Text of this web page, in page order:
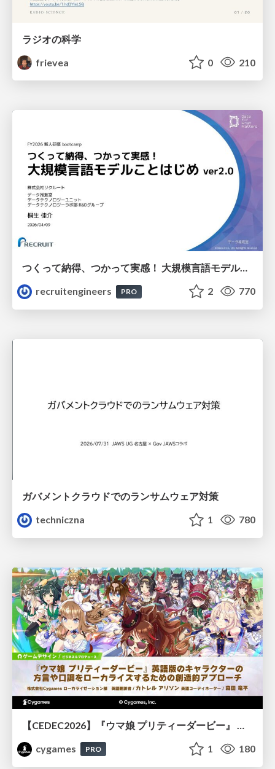
ラジオの科学
frievea
0 210
つくって納得、つかって実感！ 大規模言語モデルことはじめ ver2.0
recruitengineers
PRO 2 770
ガバメントクラウドでのランサムウェア対策
techniczna
1 780
cygames
PRO 1 180